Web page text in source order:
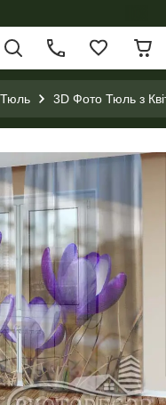
3D Фото Тюль з